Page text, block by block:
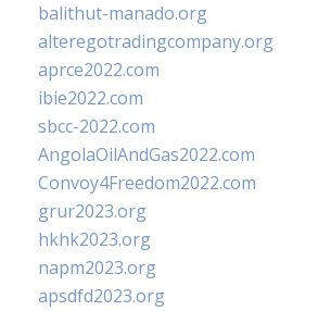
balithut-manado.org
alteregotradingcompany.org
aprce2022.com
ibie2022.com
sbcc-2022.com
AngolaOilAndGas2022.com
Convoy4Freedom2022.com
grur2023.org
hkhk2023.org
napm2023.org
apsdfd2023.org